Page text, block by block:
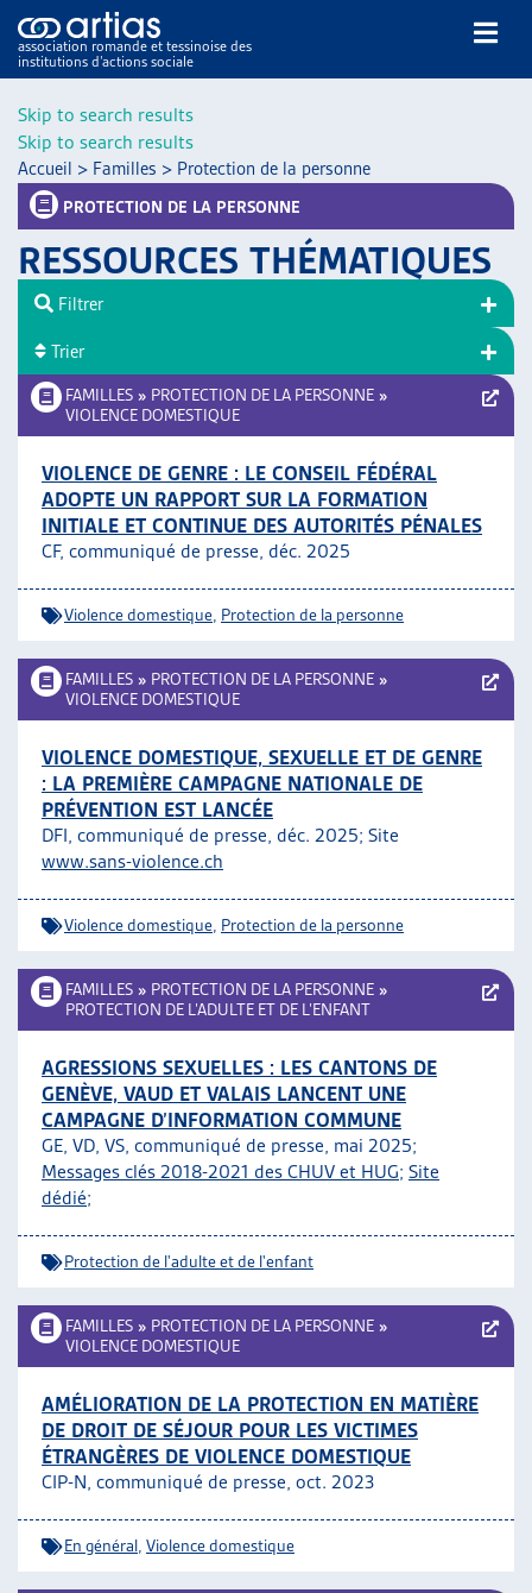
Skip to search results
Skip to search results
association romande et tessinoise des
institutions d’actions sociale
NOS PUBLICATIONS
DOSSIERS DU MOIS
VEILLE
RESSOURCES
GUIDE SOCIAL ROMAND
AUTRES
ARTIAS
PROJETS ET ACTIVITÉS
Accueil > Familles > Protection de la personne
PROTECTION DE LA PERSONNE
RESSOURCES THÉMATIQUES
FAMILLES » PROTECTION DE LA PERSONNE »
VIOLENCE DOMESTIQUE
VIOLENCE DE GENRE : LE CONSEIL FÉDÉRAL
ADOPTE UN RAPPORT SUR LA FORMATION
INITIALE ET CONTINUE DES AUTORITÉS PÉNALES
CF, communiqué de presse, déc. 2025
Violence domestique Protection de la personne
FAMILLES » PROTECTION DE LA PERSONNE »
VIOLENCE DOMESTIQUE
VIOLENCE DOMESTIQUE, SEXUELLE ET DE GENRE
: LA PREMIÈRE CAMPAGNE NATIONALE DE
PRÉVENTION EST LANCÉE
DFI, communiqué de presse, déc. 2025; Site
www.sans-violence.ch
Violence domestique Protection de la personne
FAMILLES » PROTECTION DE LA PERSONNE »
PROTECTION DE L’ADULTE ET DE L’ENFANT
AGRESSIONS SEXUELLES : LES CANTONS DE
GENÈVE, VAUD ET VALAIS LANCENT UNE
CAMPAGNE D’INFORMATION COMMUNE
GE, VD, VS, communiqué de presse, mai 2025;
Messages clés 2018-2021 des CHUV et HUG; Site
dédié;
Protection de l'adulte et de l'enfant
FAMILLES » PROTECTION DE LA PERSONNE »
VIOLENCE DOMESTIQUE
AMÉLIORATION DE LA PROTECTION EN MATIÈRE
DE DROIT DE SÉJOUR POUR LES VICTIMES
ÉTRANGÈRES DE VIOLENCE DOMESTIQUE
CIP-N, communiqué de presse, oct. 2023
En général Violence domestique
Filtrer
Trier